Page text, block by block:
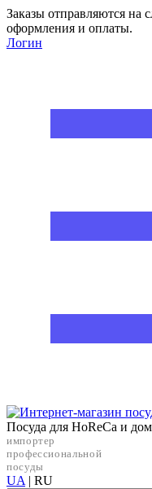
Заказы отправляются на
оформления и оплаты.
Логин
Посуда для HoReCa и
импортер
профессиональной
посуды
UA | RU